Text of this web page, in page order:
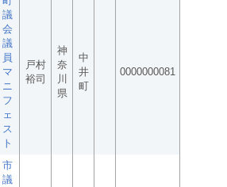
議
会
議
員
マ
ニ
フ
ェ
ス
ト
戸村
裕司
神
奈
川
県
中
井
町
0000000081
市
議